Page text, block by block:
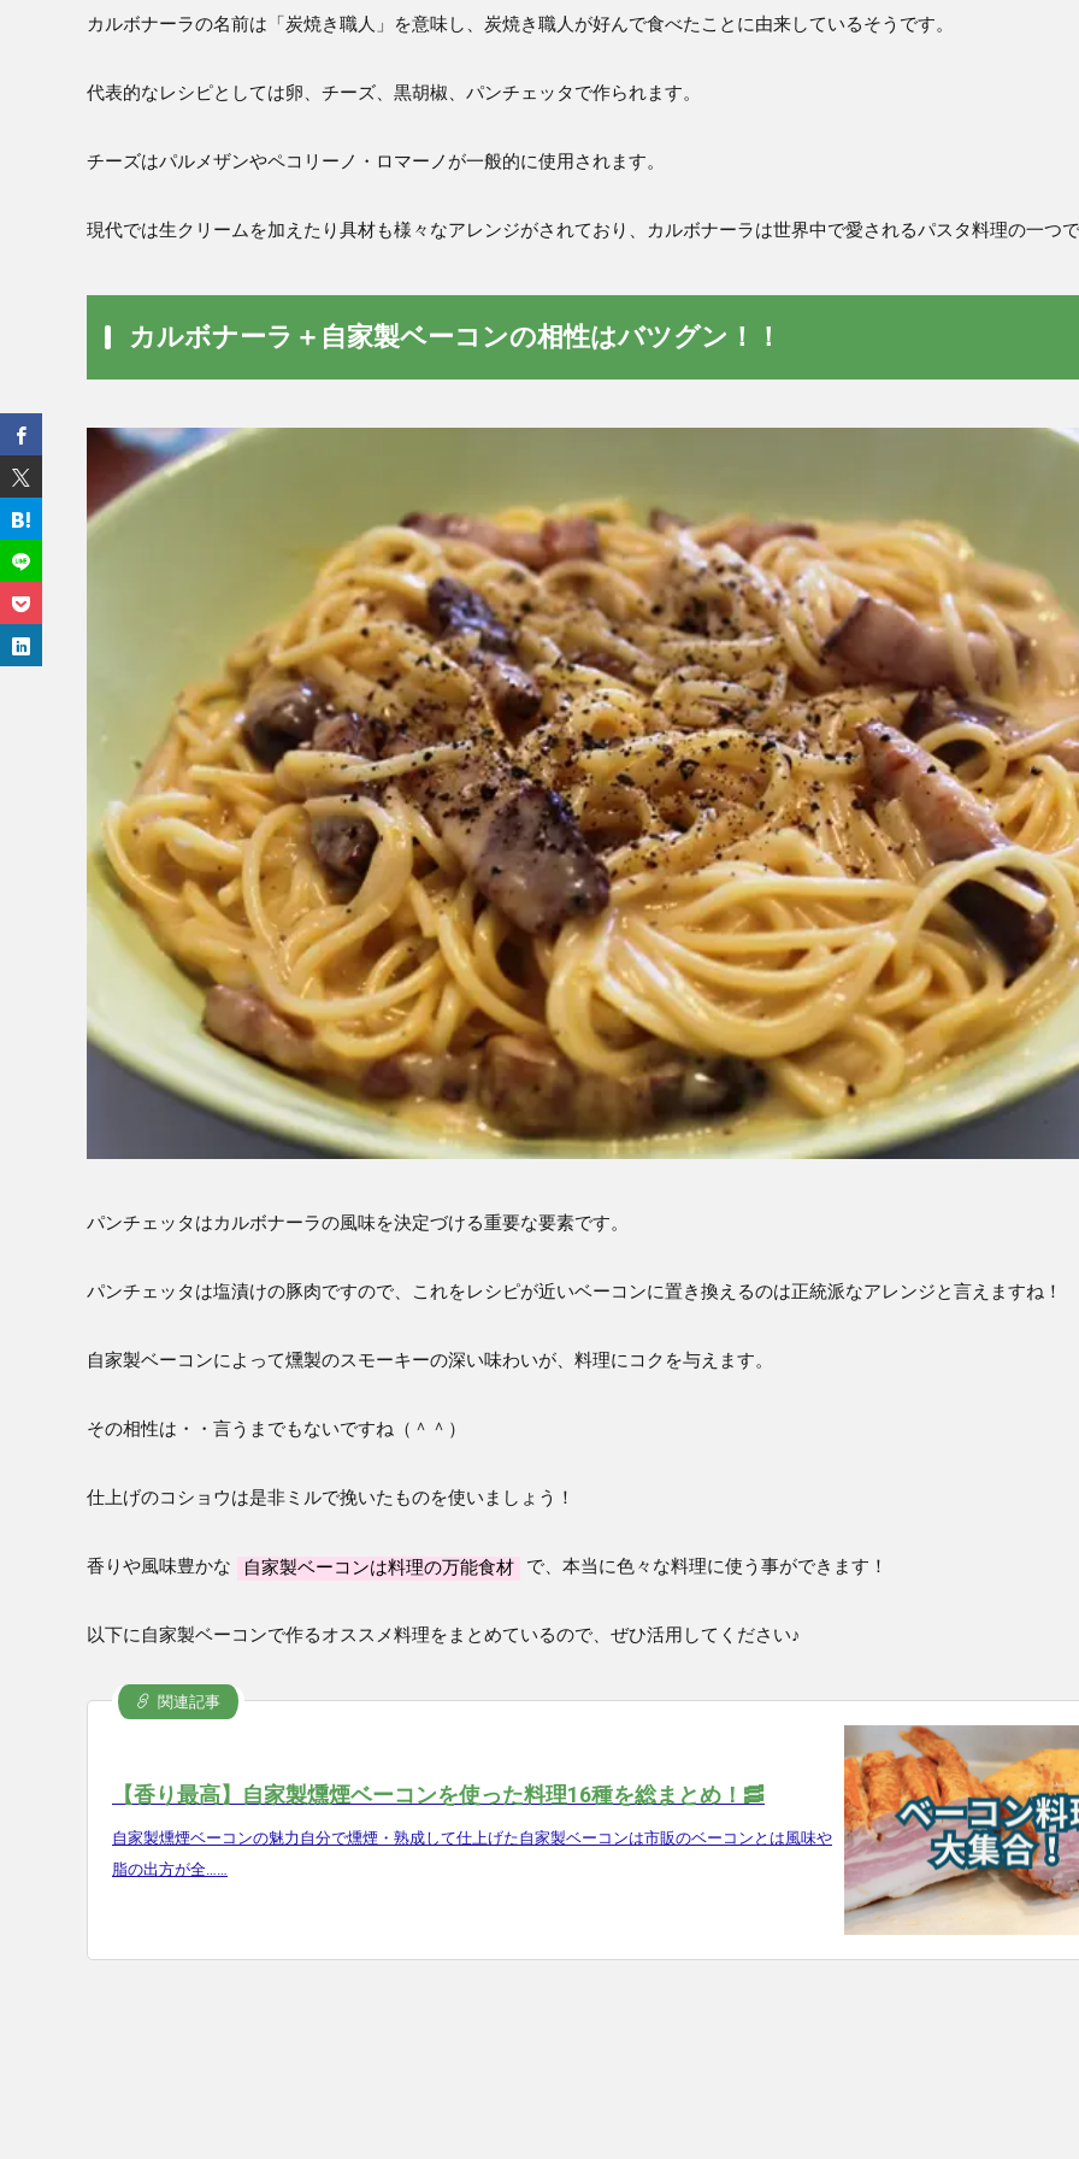
カルボナーラの名前は「炭焼き職人」を意味し、炭焼き職人が好んで食べたことに由来しているそうです。
代表的なレシピとしては卵、チーズ、黒胡椒、パンチェッタで作られます。
チーズはパルメザンやペコリーノ・ロマーノが一般的に使用されます。
現代では生クリームを加えたり具材も様々なアレンジがされており、カルボナーラは世界中で愛されるパスタ料理の一つ
カルボナーラ＋自家製ベーコンの相性はバツグン！！
パンチェッタはカルボナーラの風味を決定づける重要な要素です。
パンチェッタは塩漬けの豚肉ですので、これをレシピが近いベーコンに置き換えるのは正統派なアレンジと言えますね！
自家製ベーコンによって燻製のスモーキーの深い味わいが、料理にコクを与えます。
その相性は・・言うまでもないですね（＾＾）
仕上げのコショウは是非ミルで挽いたものを使いましょう！
香りや風味豊かな 自家製ベーコンは料理の万能食材 で、本当に色々な料理に使う事ができます！
以下に自家製ベーコンで作るオススメ料理をまとめているので、ぜひ活用してください♪
関連記事
【香り最高】自家製燻煙ベーコンを使った料理16種を総まとめ！🥓
自家製燻煙ベーコンの魅力自分で燻煙・熟成して仕上げた自家製ベーコンは市販のベーコンとは風味や
脂の出方が全……